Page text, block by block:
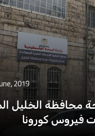
2019
محافظة الخليل
فيروس كورونا